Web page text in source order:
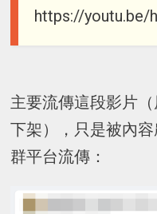
https://youtu.be/
主要流傳這段影片
下架），只是被內
群平台流傳：